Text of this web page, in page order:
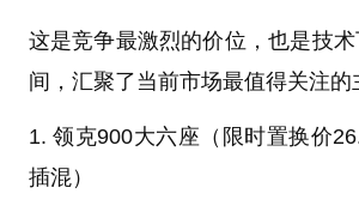
这是竞争最激烈的价位，也是技
间，汇聚了当前市场最值得关注的
1. 领克900大六座（限时置换价
插混）